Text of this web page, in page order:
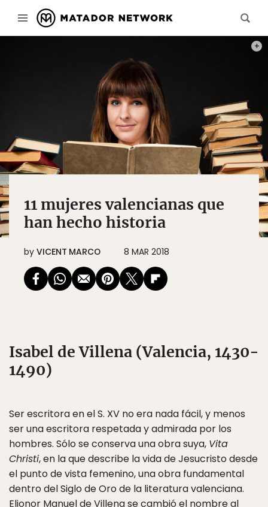
11 mujeres valencianas que
han hecho historia
by VICENT MARCO 8 MAR 2018
Isabel de Villena (Valencia, 1430-
1490)
Ser escritora en el S. XV no era nada fácil, y menos
ser una escritora respetada y admirada por los
hombres. Sólo se conserva una obra suya, Vita
Christi, en la que describe la vida de Jesucristo desde
el punto de vista femenino, una obra fundamental
dentro del Siglo de Oro de la literatura valenciana.
Elionor Manuel de Villena se cambió el nombre al